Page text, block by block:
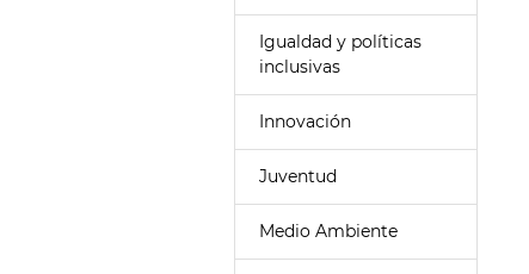
Igualdad y políticas
inclusivas
Innovación
Juventud
Medio Ambiente